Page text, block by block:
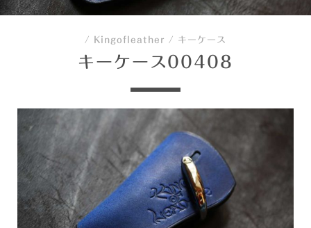
/ Kingofleather / キーケース
キーケース00408